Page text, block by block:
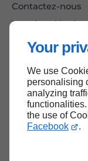
Your
We use
personalising
analyzing
the use of
Facebook
.
Contactez-nous
Mentions légales
Plan du site